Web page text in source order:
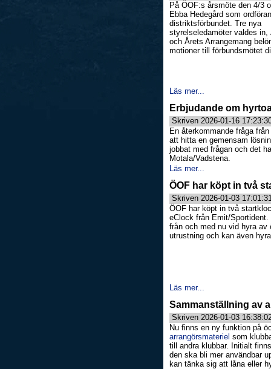
På ÖOF:s årsmöte den 4/3
Ebba Hedegård som
distriktsförbundet. Tre nya
styrelseledamöter valdes in,
och Årets Arrangemang
motioner till förbundsmötet
Läs mer...
Erbjudande om
Skriven 2026-01-16
En återkommande fråga
att hitta en gemensam
jobbat med frågan och det
Motala/Vadstena.
Läs mer...
ÖOF har köpt in två
Skriven 2026-01-03
ÖOF har köpt in två
eClock från Emit/Sportident.
från och med nu vid hyra av
utrustning och kan även
Läs mer...
Sammanställning av
Skriven 2026-01-03
Nu finns en ny funktion på
arrangörsmateriel som
till andra klubbar. Initialt
den ska bli mer användbar
kan tänka sig att låna eller